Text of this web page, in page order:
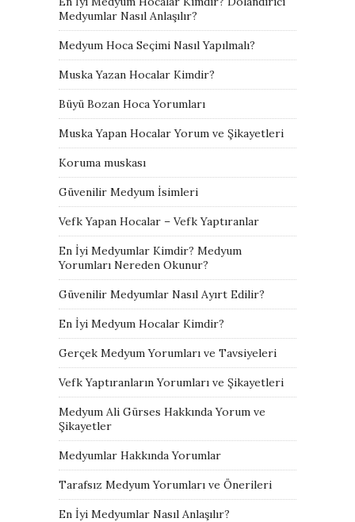
Medyumlar Nasıl Anlaşılır?
Medyum Hoca Seçimi Nasıl Yapılmalı?
Muska Yazan Hocalar Kimdir?
Büyü Bozan Hoca Yorumları
Muska Yapan Hocalar Yorum ve Şikayetleri
Koruma muskası
Güvenilir Medyum İsimleri
Vefk Yapan Hocalar – Vefk Yaptıranlar
En İyi Medyumlar Kimdir? Medyum
Yorumları Nereden Okunur?
Güvenilir Medyumlar Nasıl Ayırt Edilir?
En İyi Medyum Hocalar Kimdir?
Gerçek Medyum Yorumları ve Tavsiyeleri
Vefk Yaptıranların Yorumları ve Şikayetleri
Medyum Ali Gürses Hakkında Yorum ve
Şikayetler
Medyumlar Hakkında Yorumlar
Tarafsız Medyum Yorumları ve Önerileri
En İyi Medyumlar Nasıl Anlaşılır?